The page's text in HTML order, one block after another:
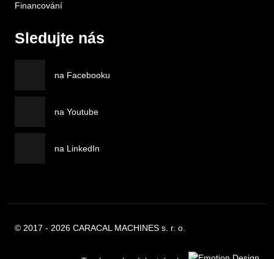
Financování
Sledujte nás
na Facebooku
na Youtube
na LinkedIn
© 2017 - 2026 CARACAL MACHINES s. r. o.